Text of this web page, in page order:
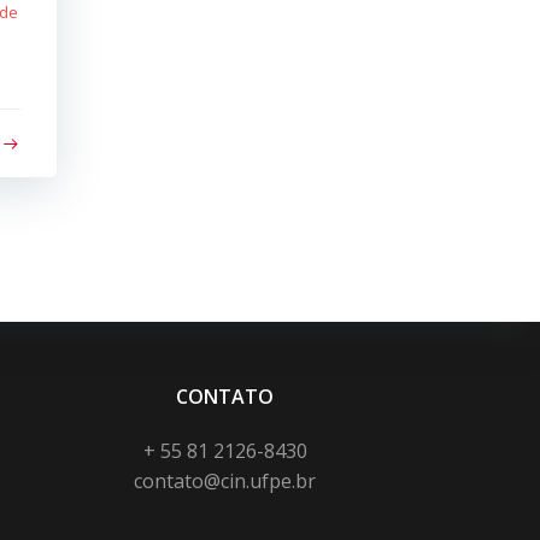
CONTATO
+ 55 81 2126-8430
contato@cin.ufpe.br